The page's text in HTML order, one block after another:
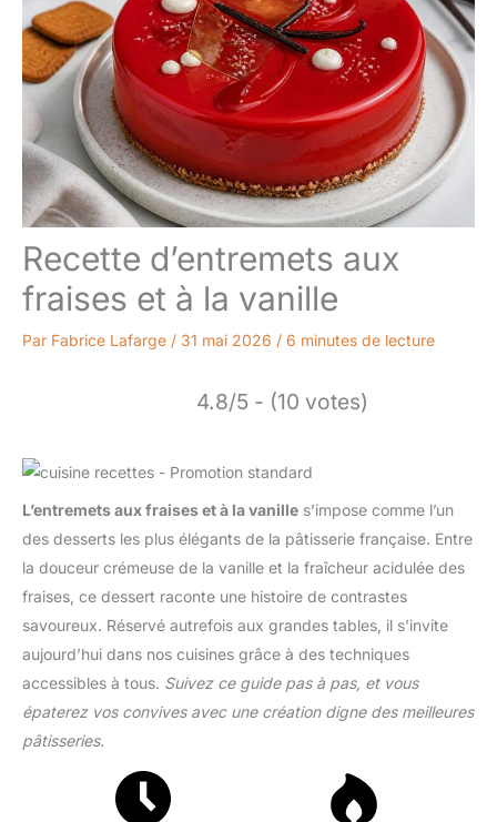
Recette d’entremets aux
fraises et à la vanille
Par Fabrice Lafarge / 31 mai 2026 / 6 minutes de lecture
4.8/5 - (10 votes)
L’entremets aux fraises et à la vanille s’impose comme l’un
des desserts les plus élégants de la pâtisserie française. Entre
la douceur crémeuse de la vanille et la fraîcheur acidulée des
fraises, ce dessert raconte une histoire de contrastes
savoureux. Réservé autrefois aux grandes tables, il s’invite
aujourd’hui dans nos cuisines grâce à des techniques
accessibles à tous. Suivez ce guide pas à pas, et vous
épaterez vos convives avec une création digne des meilleures
pâtisseries.